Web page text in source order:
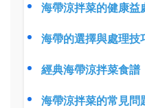
海帶涼拌菜的健康益
海帶的選擇與處理技
經典海帶涼拌菜食譜
海帶涼拌菜的常見問